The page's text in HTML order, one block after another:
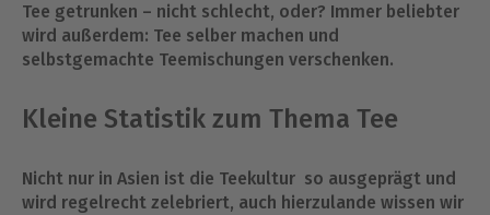
Tee getrunken – nicht schlecht, oder? Immer beliebter
wird außerdem: Tee selber machen und
selbstgemachte Teemischungen verschenken.
Kleine Statistik zum Thema Tee
Nicht nur in Asien ist die Teekultur so ausgeprägt und
wird regelrecht zelebriert, auch hierzulande wissen wir